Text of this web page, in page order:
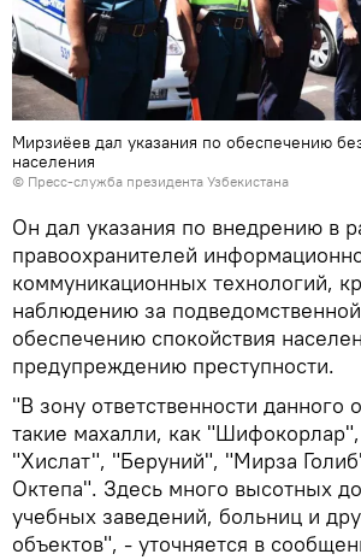
Мирзиёев дал указания по обеспечению
населения
© Пресс-служба президента Узбекистана
Он дал указания по внедрению в
правоохранителей
коммуникационных технологий,
наблюдению за
обеспечению спокойствия
предупреждению преступности.
"В зону ответственности данного
такие махалли, как
"Хислат", "Беруний", "Мирза
Октепа". Здесь много высотных
учебных заведений, больниц и
объектов", - уточняется в